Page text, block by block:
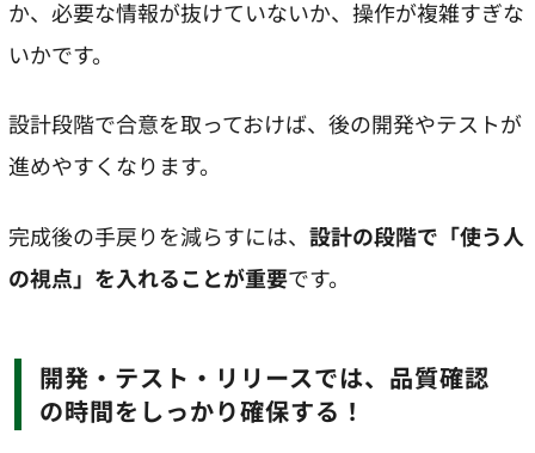
か、必要な情報が抜けていないか、操作が複雑すぎな
いかです。
設計段階で合意を取っておけば、後の開発やテストが
進めやすくなります。
完成後の手戻りを減らすには、 設計の段階で「使う人
の視点」を入れることが重要です。
開発・テスト・リリースでは、品質確認
の時間をしっかり確保する！